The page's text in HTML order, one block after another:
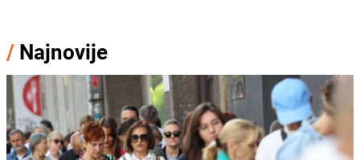
/ Najnovije